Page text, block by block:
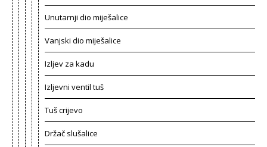
Unutarnji dio miješalice
Vanjski dio miješalice
Izljev za kadu
Izljevni ventil tuš
Tuš crijevo
Držač slušalice